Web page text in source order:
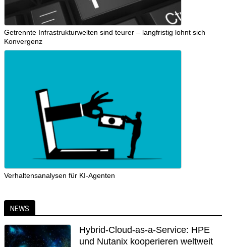
Getrennte Infrastrukturwelten sind teurer – langfristig lohnt sich
Konvergenz
Verhaltensanalysen für KI-Agenten
NEWS
Hybrid-Cloud-as-a-Service: HPE
und Nutanix kooperieren weltweit